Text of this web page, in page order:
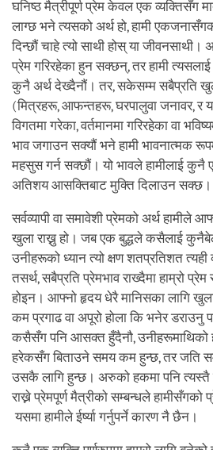
घनिष्ठ मैत्रीपूर्ण प्रेम केवल एक व्यक्तिसँग
लाग्छ भने त्यसको अर्थ हो, हामी
दिन्छौं चाहे त्यो साथी होस् या जीवनसाथी।
प्रेम गरिरहेका हुन सक्छन्, तर हामी त्यसलाई
कुनै अर्थ देख्दैनौं। तर, सकेसम्म सबैप्रति
(मित्रहरू, आफन्तहरू, घरपालुवा जनावर, र
विगतमा गरेका, वर्तमानमा गरिरहेका वा
भाव जगाउन सक्यौं भने हामी भावनात्मक
महसुस गर्न सक्छौं। यो भावले हामीलाई कुनै
अतिशय आसक्तिबाट मुक्ति दिलाउन सक्छ।
सर्वव्यापी वा समावेशी प्रेमको अर्थ हामीले
खुला राख्नु हो। जब एक बुद्धले कसैलाई
उनीहरूको ध्यान त्यो क्षण शतप्रतिशत त्यही
तसर्थ, सबैप्रति प्रेमभाव राख्दैमा हाम्रो
होइन। आफ्नो हृदय धेरै मानिसका लागि खुला
कम प्रगाढ वा अपूरो होला कि भनेर डराउनु
कसैसँग पनि आसक्त हुँदैनौ, उनीहरूमाथिको
हरेकसँग बिताउने समय कम हुन्छ, तर जति
उसकै लागि हुन्छ। अरुको हकमा पनि त्यस्तै
राख्ने प्रेमपूर्ण मैत्रीको सम्बन्धले हामीसँगको
यसमा हामीले ईर्ष्या गर्नुपर्ने कारण नै छैन।